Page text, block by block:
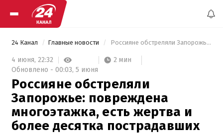
24 Канал Главные новости Россияне обстреляли Запорожье: повреждена многоэтажка, есть жертва и более десятка пострадавших
4 июня, 22:32
2 мин
Обновлено - 00:03, 5 июня
Россияне обстреляли
Запорожье: повреждена
многоэтажка, есть жертва и
более десятка пострадавших